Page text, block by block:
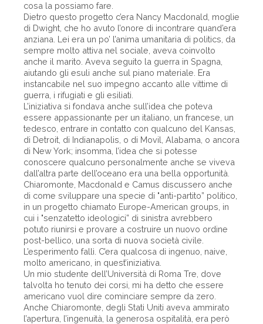
cosa la possiamo fare.
Dietro questo progetto c’era Nancy Macdonald, moglie
di Dwight, che ho avuto l’onore di incontrare quand’era
anziana. Lei era un po’ l’anima umanitaria di politics, da
sempre molto attiva nel sociale, aveva coinvolto
anche il marito. Aveva seguito la guerra in Spagna,
aiutando gli esuli anche sul piano materiale. Era
instancabile nel suo impegno accanto alle vittime di
guerra, i rifugiati e gli esiliati.
L’iniziativa si fondava anche sull’idea che poteva
essere appassionante per un italiano, un francese, un
tedesco, entrare in contatto con qualcuno del Kansas,
di Detroit, di Indianapolis, o di Movil, Alabama, o ancora
di New York; insomma, l’idea che si potesse
conoscere qualcuno personalmente anche se viveva
dall’altra parte dell’oceano era una bella opportunità.
Chiaromonte, Macdonald e Camus discussero anche
di come sviluppare una specie di "anti-partito” politico,
in un progetto chiamato Europe-American groups, in
cui i "senzatetto ideologici” di sinistra avrebbero
potuto riunirsi e provare a costruire un nuovo ordine
post-bellico, una sorta di nuova società civile.
L’esperimento fallì. C’era qualcosa di ingenuo, naive,
molto americano, in quest’iniziativa.
Un mio studente dell’Università di Roma Tre, dove
talvolta ho tenuto dei corsi, mi ha detto che essere
americano vuol dire cominciare sempre da zero.
Anche Chiaromonte, degli Stati Uniti aveva ammirato
l’apertura, l’ingenuità, la generosa ospitalità, era però